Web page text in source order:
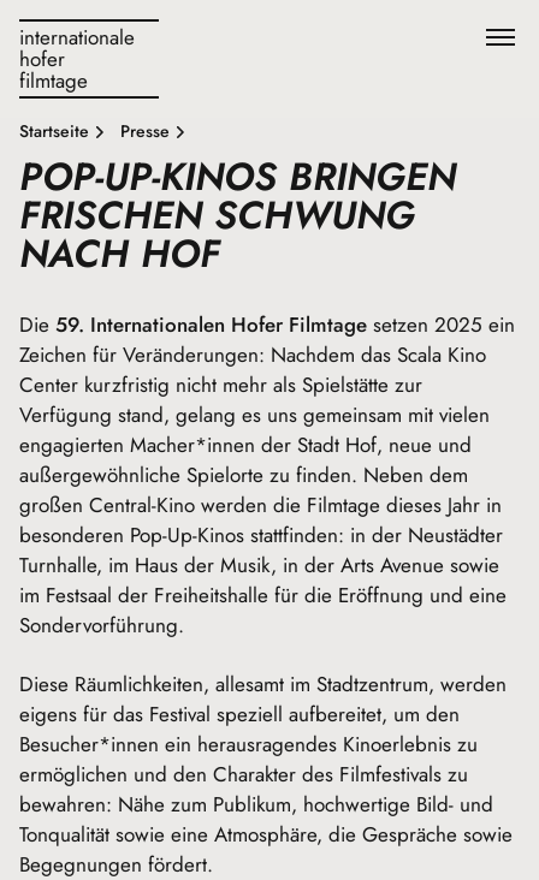
internationale
hofer
filmtage
Startseite Presse
POP-UP-KINOS BRINGEN
FRISCHEN SCHWUNG
NACH HOF
Die 59. Internationalen Hofer Filmtage setzen 2025 ein
Zeichen für Veränderungen: Nachdem das Scala Kino
Center kurzfristig nicht mehr als Spielstätte zur
Verfügung stand, gelang es uns gemeinsam mit vielen
engagierten Macher*innen der Stadt Hof, neue und
außergewöhnliche Spielorte zu finden. Neben dem
großen Central-Kino werden die Filmtage dieses Jahr in
besonderen Pop-Up-Kinos stattfinden: in der Neustädter
Turnhalle, im Haus der Musik, in der Arts Avenue sowie
im Festsaal der Freiheitshalle für die Eröffnung und eine
Sondervorführung.
Diese Räumlichkeiten, allesamt im Stadtzentrum, werden
eigens für das Festival speziell aufbereitet, um den
Besucher*innen ein herausragendes Kinoerlebnis zu
ermöglichen und den Charakter des Filmfestivals zu
bewahren: Nähe zum Publikum, hochwertige Bild- und
Tonqualität sowie eine Atmosphäre, die Gespräche sowie
Begegnungen fördert.